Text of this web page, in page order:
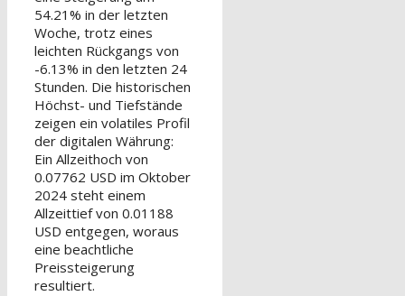
54.21% in der letzten
Woche, trotz eines
leichten Rückgangs von
-6.13% in den letzten 24
Stunden. Die historischen
Höchst- und Tiefstände
zeigen ein volatiles Profil
der digitalen Währung:
Ein Allzeithoch von
0.07762 USD im Oktober
2024 steht einem
Allzeittief von 0.01188
USD entgegen, woraus
eine beachtliche
Preissteigerung
resultiert.